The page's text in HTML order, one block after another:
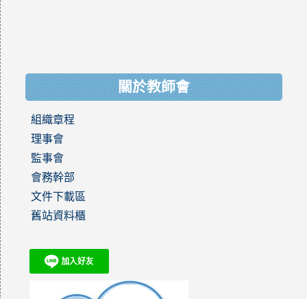
關於教師會
組織章程
理事會
監事會
會務幹部
文件下載區
舊站資料櫃